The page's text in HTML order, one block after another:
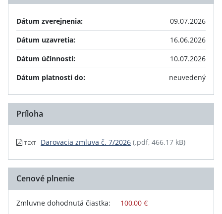
Dátum zverejnenia:
09.07.2026
Dátum uzavretia:
16.06.2026
Dátum účinnosti:
10.07.2026
Dátum platnosti do:
neuvedený
Príloha
TEXT Darovacia zmluva č. 7/2026 (.pdf, 466.17 kB)
Cenové plnenie
Zmluvne dohodnutá čiastka: 100,00 €